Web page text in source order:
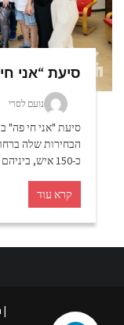
סיעת “אני
נועם לסרי
סיעת "אני חי פה"
כ-150 איש, ביניהם אנשי עסקים, תקשורת, פעילים ותושבי...
קרא עוד
| Theme By